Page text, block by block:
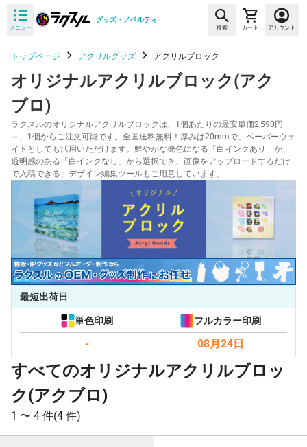
メニュー
グッズ・ノベルティ
検索 カート アカウント
トップページ アクリルグッズ アクリルブロック
オリジナルアクリルブロック(アク
ブロ)
ラクスルのオリジナルアクリルブロックは、1個あたりの最安単価2,590円
～、1個からご注文可能です。全国送料無料！厚みは20mmで、ペーパーウェ
イトとしても活用いただけます。鮮やかな発色になる「白インクあり」か、
透明感のある「白インクなし」から選択でき、画像をアップロードするだけ
で入稿できる、デザイン編集ツールもご用意しています。
最短出荷日
単色印刷
-
フルカラー印刷
08月24日
すべてのオリジナルアクリルブロッ
ク(アクブロ)
1 〜 4 件(4 件)